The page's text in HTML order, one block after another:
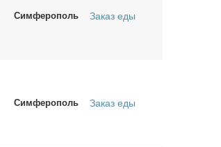
Симферополь Заказ еды
Симферополь Заказ еды